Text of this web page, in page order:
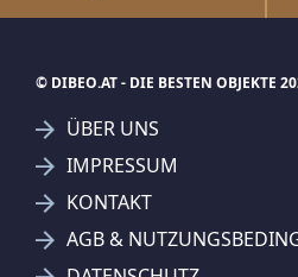
© DIBEO.AT - DIE BESTEN OBJEKTE
ÜBER UNS
IMPRESSUM
KONTAKT
AGB &